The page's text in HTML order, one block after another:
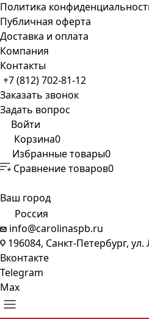
Политика
Публичная оферта
Доставка и оплата
Компания
Контакты
+7 (812) 702-81-12
Заказать звонок
Задать вопрос
Войти
Корзина0
Избранные товары0
Сравнение товаров0
Ваш город
Россия
info@carolinaspb.ru
196084, Санкт-Петербург,
Вконтакте
Telegram
Max